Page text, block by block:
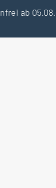
frei ab